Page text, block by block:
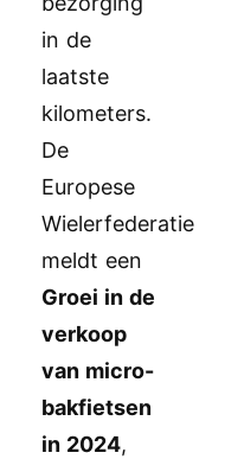
in de
laatste
kilometers.
De
Europese
Wielerfederatie
meldt een
Groei in de
verkoop
van micro-
bakfietsen
in 2024,